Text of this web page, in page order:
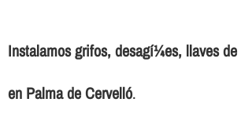
Instalamos grifos, desagí¼es, llaves de
en Palma de Cervelló.